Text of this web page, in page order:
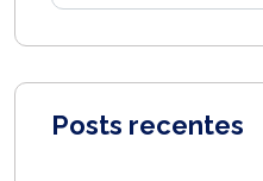
Posts recentes